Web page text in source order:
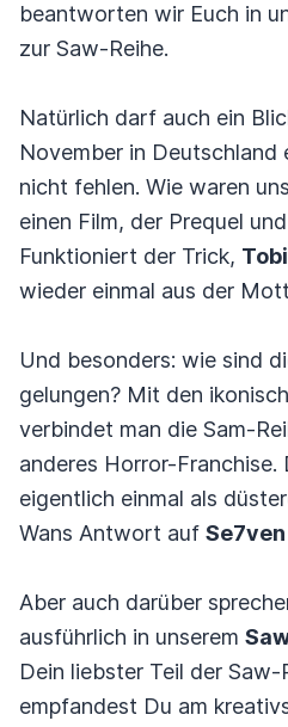
beantworten wir Euch in
zur Saw-Reihe.
Natürlich darf auch ein
November in Deutschland
nicht fehlen. Wie waren
einen Film, der Prequel
Funktioniert der Trick,
wieder einmal aus der
Und besonders: wie sind
gelungen? Mit den
verbindet man die Sam-
anderes Horror-Franchise.
eigentlich einmal als
Wans Antwort auf Se7ven
Aber auch darüber
ausführlich in unserem
Dein liebster Teil der Saw-
empfandest Du am